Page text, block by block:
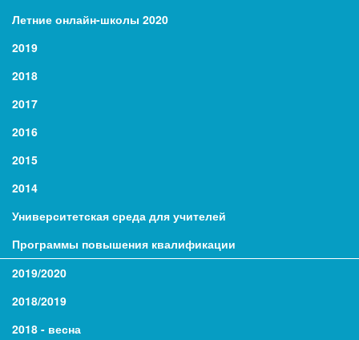
Летние онлайн-школы 2020
2019
2018
2017
2016
2015
2014
Университетская среда для учителей
Программы повышения квалификации
2019/2020
2018/2019
2018 - весна